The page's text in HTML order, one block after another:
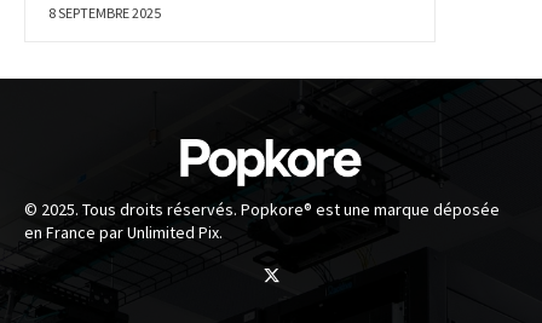
8 SEPTEMBRE 2025
© 2025. Tous droits réservés. Popkore® est une marque déposée
en France par Unlimited Pix.